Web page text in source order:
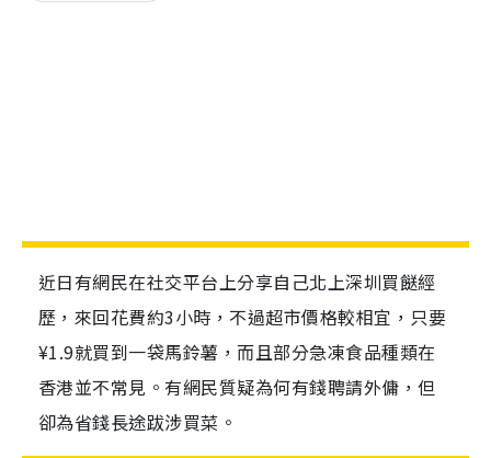
近日有網民在社交平台上分享自己北上深圳買餸經
歷，來回花費約3小時，不過超市價格較相宜，只要
¥1.9就買到一袋馬鈴薯，而且部分急凍食品種類在
香港並不常見。有網民質疑為何有錢聘請外傭，但
卻為省錢長途跋涉買菜。